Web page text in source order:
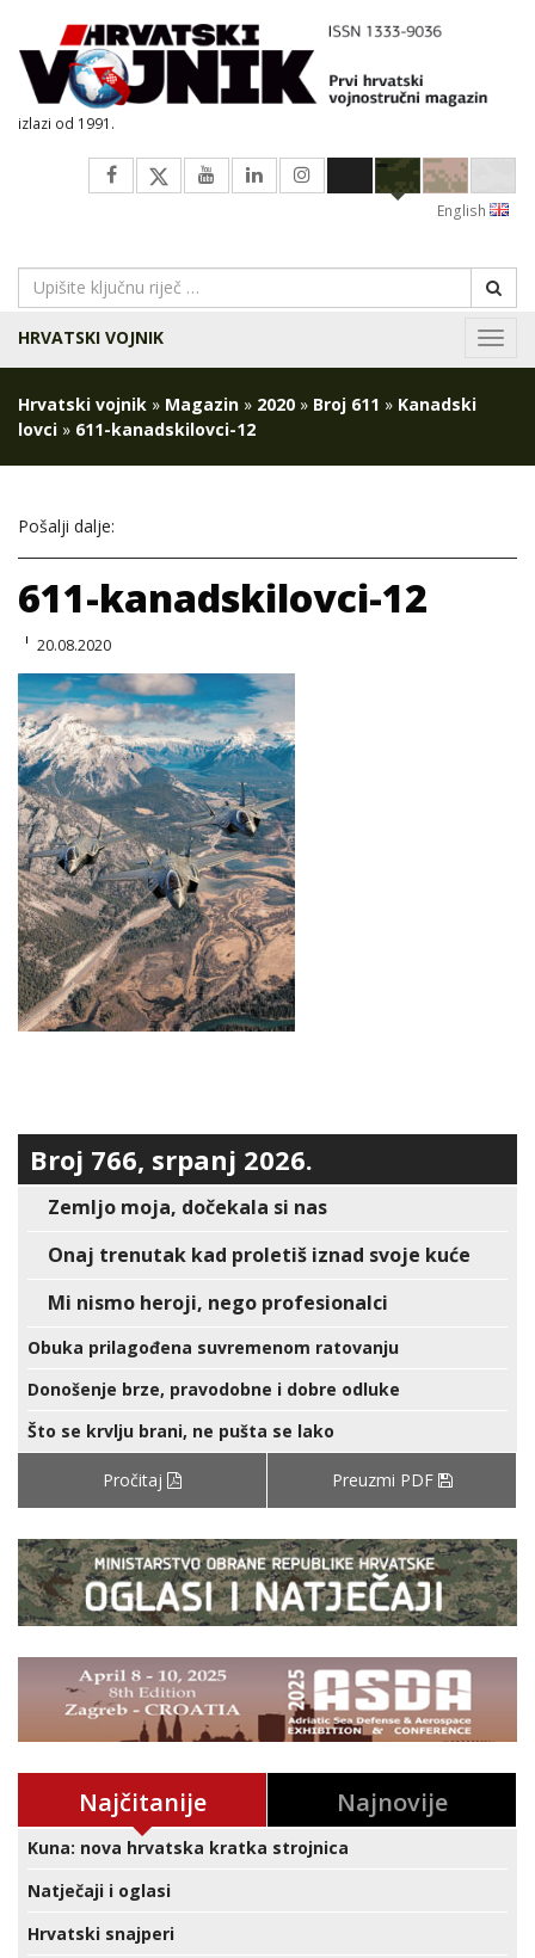
izlazi od 1991.
English
HRVATSKI VOJNIK
Hrvatski vojnik » Magazin » 2020 » Broj 611 » Kanadski
lovci » 611-kanadskilovci-12
Pošalji dalje:
611-kanadskilovci-12
20.08.2020
Broj 766, srpanj 2026.
Zemljo moja, dočekala si nas
Onaj trenutak kad proletiš iznad svoje kuće
Mi nismo heroji, nego profesionalci
Obuka prilagođena suvremenom ratovanju
Donošenje brze, pravodobne i dobre odluke
Što se krvlju brani, ne pušta se lako
Pročitaj Preuzmi PDF
Najčitanije Najnovije
Kuna: nova hrvatska kratka strojnica
Natječaji i oglasi
Hrvatski snajperi